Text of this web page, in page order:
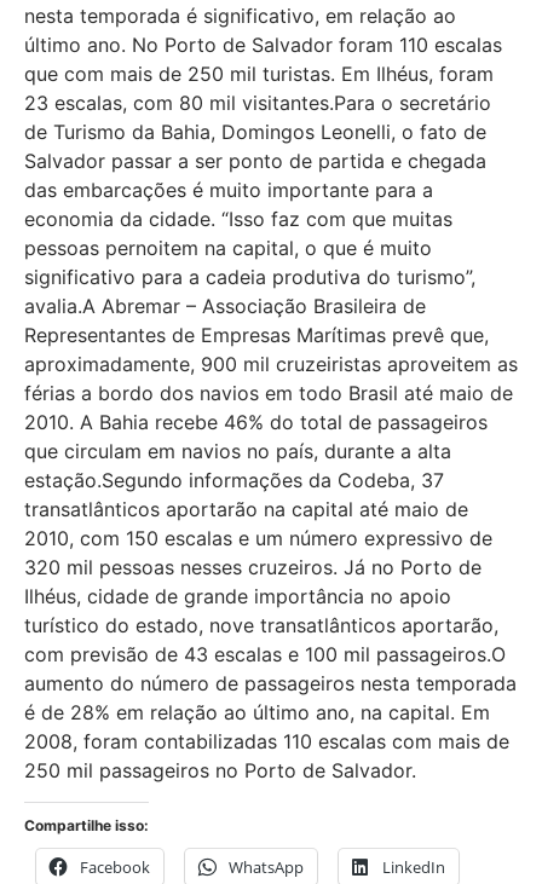
nesta temporada é significativo, em relação ao
último ano. No Porto de Salvador foram 110 escalas
que com mais de 250 mil turistas. Em Ilhéus, foram
23 escalas, com 80 mil visitantes.Para o secretário
de Turismo da Bahia, Domingos Leonelli, o fato de
Salvador passar a ser ponto de partida e chegada
das embarcações é muito importante para a
economia da cidade. “Isso faz com que muitas
pessoas pernoitem na capital, o que é muito
significativo para a cadeia produtiva do turismo”,
avalia.A Abremar – Associação Brasileira de
Representantes de Empresas Marítimas prevê que,
aproximadamente, 900 mil cruzeiristas aproveitem as
férias a bordo dos navios em todo Brasil até maio de
2010. A Bahia recebe 46% do total de passageiros
que circulam em navios no país, durante a alta
estação.Segundo informações da Codeba, 37
transatlânticos aportarão na capital até maio de
2010, com 150 escalas e um número expressivo de
320 mil pessoas nesses cruzeiros. Já no Porto de
Ilhéus, cidade de grande importância no apoio
turístico do estado, nove transatlânticos aportarão,
com previsão de 43 escalas e 100 mil passageiros.O
aumento do número de passageiros nesta temporada
é de 28% em relação ao último ano, na capital. Em
2008, foram contabilizadas 110 escalas com mais de
250 mil passageiros no Porto de Salvador.
Compartilhe isso:
Facebook WhatsApp LinkedIn